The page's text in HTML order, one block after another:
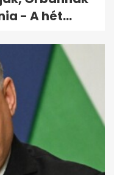
- A hét...